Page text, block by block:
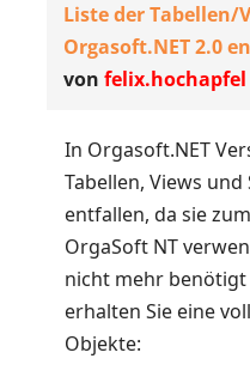
Liste der Tabellen/
Orgasoft.NET 2.0
von felix.hochapfel
In Orgasoft.NET
Tabellen, Views
entfallen, da sie
OrgaSoft NT
nicht mehr
erhalten Sie eine
Objekte: